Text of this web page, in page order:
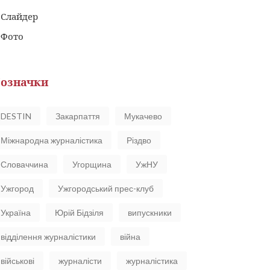
Слайдер
Фото
DESTIN Закарпаття Мукачево
Міжнародна журналістика Різдво
Словаччина Угорщина УжНУ
Ужгород Ужгородський прес-клуб
Україна Юрій Бідзіля випускники
відділення журналістики війна
військові журналісти журналістика